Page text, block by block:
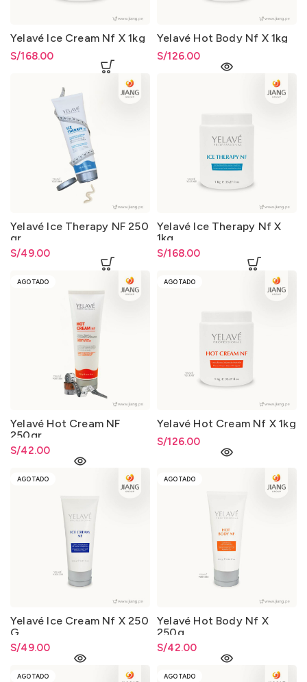
Yelavé Ice Cream Nf X 1kg
S/168.00
Yelavé Hot Body Nf X 1kg
S/126.00
Yelavé Ice Therapy NF 250
gr.
S/49.00
Yelavé Ice Therapy Nf X
1kg
S/168.00
AGOTADO
Yelavé Hot Cream NF
250gr
S/42.00
AGOTADO
Yelavé Hot Cream Nf X 1kg
S/126.00
AGOTADO
Yelavé Ice Cream Nf X 250
G
S/49.00
AGOTADO
Yelavé Hot Body Nf X
250g
S/42.00
AGOTADO AGOTADO